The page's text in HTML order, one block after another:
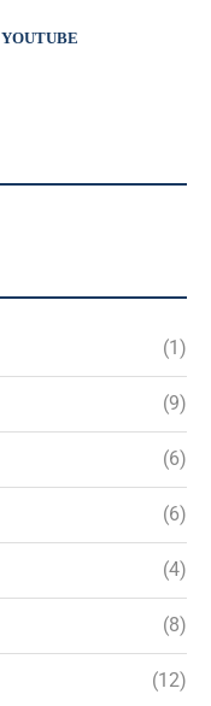
YOUTUBE
(1)
(9)
(6)
(6)
(4)
(8)
(12)